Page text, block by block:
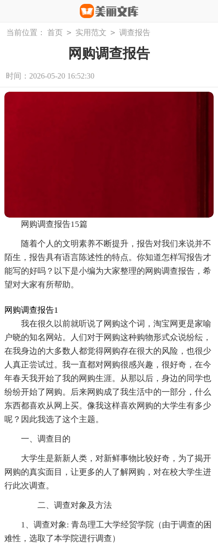
当前位置： 首页 > 实用范文 > 调查报告
网购调查报告
时间：2026-05-20 16:52:30
网购调查报告15篇
随着个人的文明素养不断提升，报告对我们来说并不
陌生，报告具有语言陈述性的特点。你知道怎样写报告才
能写的好吗？以下是小编为大家整理的网购调查报告，希
望对大家有所帮助。
网购调查报告1
我在很久以前就听说了网购这个词，淘宝网更是家喻
户晓的知名网站。人们对于网购这种购物形式众说纷纭，
在我身边的大多数人都觉得网购存在很大的风险，也很少
人真正尝试过。我一直都对网购很感兴趣，很好奇，在今
年春天我开始了我的网购生涯。从那以后，身边的同学也
纷纷开始了网购。后来网购成了我生活中的一部分，什么
东西都喜欢从网上买。像我这样喜欢网购的大学生有多少
呢？因此我选了这个主题。
一、调查目的
大学生是新新人类，对新鲜事物比较好奇，为了揭开
网购的真实面目，让更多的人了解网购，对在校大学生进
行此次调查。
二、调查对象及方法
1、调查对象: 青岛理工大学经贸学院（由于调查的困
难性，选取了本学院进行调查）